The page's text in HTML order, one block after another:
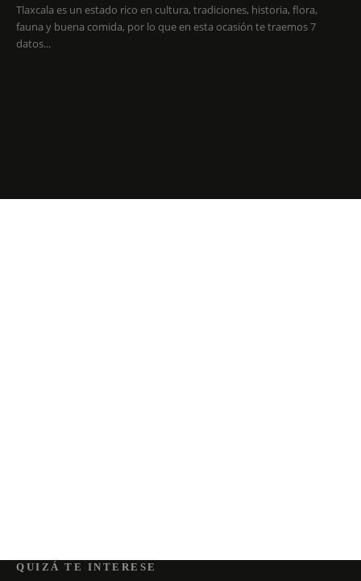
Tlaxcala es un estado rico en cultura, tradiciones, historia, flora,
fauna y buena comida, por lo que en esta ocasión te traemos 7
datos...
QUIZÁ TE INTERESE